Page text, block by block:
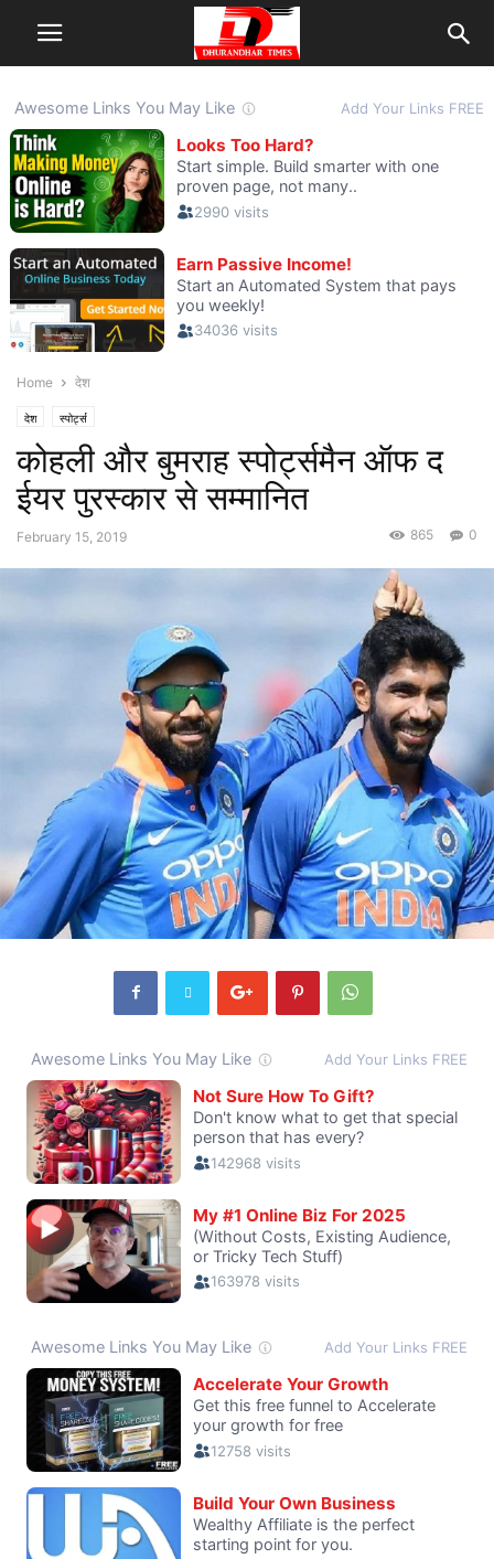
Home देश
देश स्पोर्ट्स
कोहली और बुमराह स्पोर्ट्समैन ऑफ द
ईयर पुरस्कार से सम्मानित
February 15, 2019 0
865